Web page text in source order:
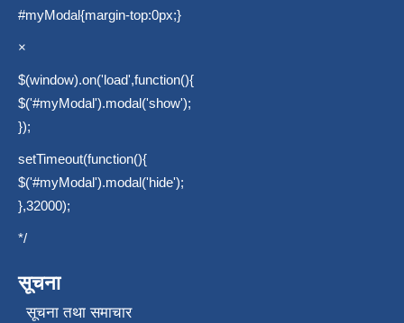
#myModal{margin-top:0px;}
×
$(window).on('load',function(){
$('#myModal').modal('show');
});
setTimeout(function(){
$('#myModal').modal('hide');
},32000);
*/
सूचना
सूचना तथा समाचार